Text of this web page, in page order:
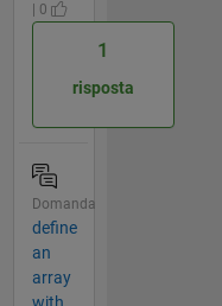
| 0
1
risposta
Domanda
define
an
array